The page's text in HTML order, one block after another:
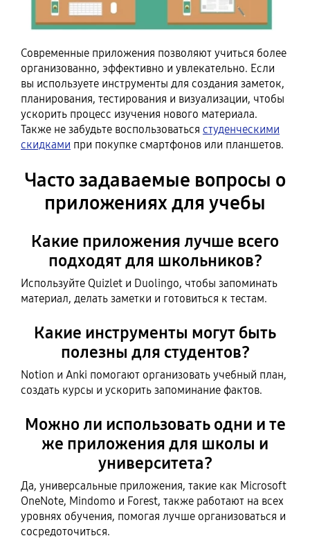
Современные приложения позволяют учиться более
организованно, эффективно и увлекательно. Если
вы используете инструменты для создания заметок,
планирования, тестирования и визуализации, чтобы
ускорить процесс изучения нового материала.
Также не забудьте воспользоваться студенческими
скидками при покупке смартфонов или планшетов.
Часто задаваемые вопросы о
приложениях для учебы
Какие приложения лучше всего
подходят для школьников?
Используйте Quizlet и Duolingo, чтобы запоминать
материал, делать заметки и готовиться к тестам.
Какие инструменты могут быть
полезны для студентов?
Notion и Anki помогают организовать учебный план,
создать курсы и ускорить запоминание фактов.
Можно ли использовать одни и те
же приложения для школы и
университета?
Да, универсальные приложения, такие как Microsoft
OneNote, Mindomo и Forest, также работают на всех
уровнях обучения, помогая лучше организоваться и
сосредоточиться.